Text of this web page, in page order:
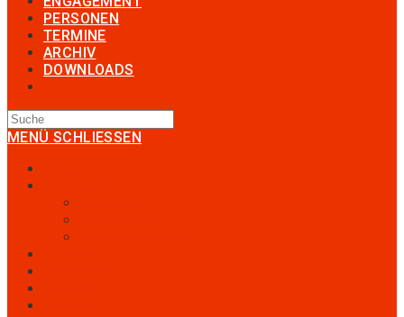
PERSONEN
TERMINE
ARCHIV
DOWNLOADS
MENÜ SCHLIESSEN